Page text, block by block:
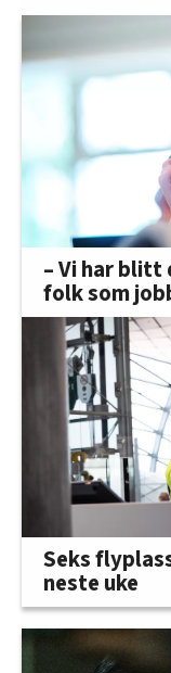
– Vi har
folk som
Seks
neste uke